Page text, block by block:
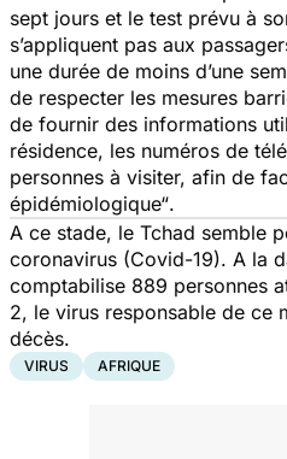
sept jours et le test prévu à
s’appliquent pas aux
une durée de moins d’une
de respecter les mesures
de fournir des informations
résidence, les numéros de
personnes à visiter, afin de
épidémiologique“.
A ce stade, le Tchad semble
coronavirus (Covid-19). A la
comptabilise 889 personnes
2, le virus responsable de ce
décès.
VIRUS AFRIQUE